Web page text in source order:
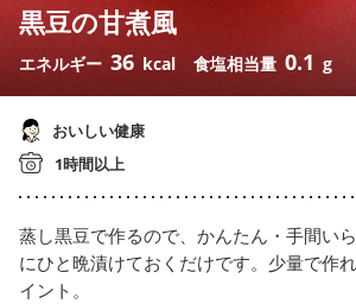
黒豆の甘煮風
エネルギー 36 kcal 食塩相当量 0.1 g
おいしい健康
1時間以上
蒸し黒豆で作るので、かんたん・手間い
にひと晩漬けておくだけです。少量で作
イント。